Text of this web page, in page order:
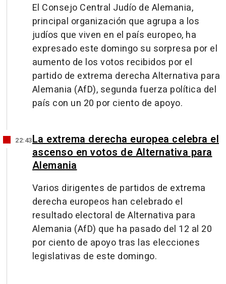
El Consejo Central Judío de Alemania,
principal organización que agrupa a los
judíos que viven en el país europeo, ha
expresado este domingo su sorpresa por el
aumento de los votos recibidos por el
partido de extrema derecha Alternativa para
Alemania (AfD), segunda fuerza política del
país con un 20 por ciento de apoyo.
22:43La extrema derecha europea celebra el
ascenso en votos de Alternativa para
Alemania
Varios dirigentes de partidos de extrema
derecha europeos han celebrado el
resultado electoral de Alternativa para
Alemania (AfD) que ha pasado del 12 al 20
por ciento de apoyo tras las elecciones
legislativas de este domingo.